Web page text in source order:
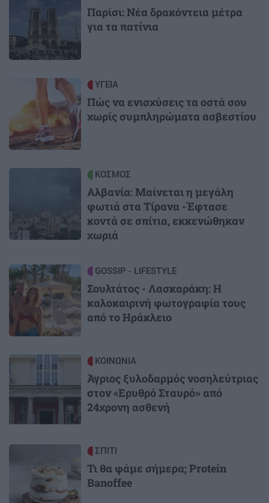
Παρίσι: Νέα δρακόντεια μέτρα
για τα πατίνια
ΥΓΕΙΑ
Πώς να ενισχύσεις τα οστά σου
χωρίς συμπληρώματα ασβεστίου
ΚΟΣΜΟΣ
Αλβανία: Μαίνεται η μεγάλη
φωτιά στα Τίρανα -Έφτασε
κοντά σε σπίτια, εκκενώθηκαν
χωριά
Image GOSSIP - LIFESTYLE
Σουλτάτος - Λασκαράκη: Η
καλοκαιρινή φωτογραφία τους
από το Ηράκλειο
Image ΚΟΙΝΩΝΙΑ
Άγριος ξυλοδαρμός νοσηλεύτριας
στον «Ερυθρό Σταυρό» από
24χρονη ασθενή
ΣΠΙΤΙ
Τι θα φάμε σήμερα; Protein
Banoffee